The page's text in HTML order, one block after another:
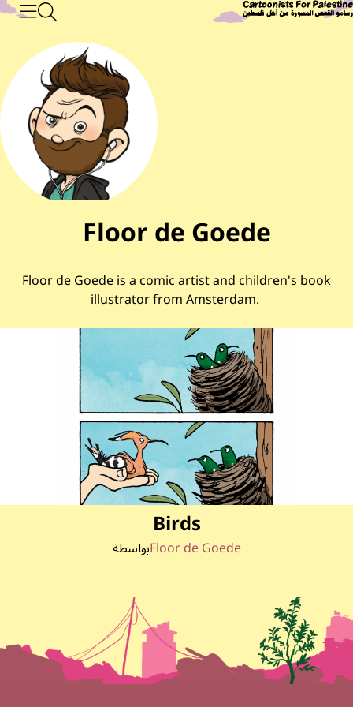
تجاوز إلى المحتوى الرئيسيرسامو القصص المصورة من أجل فلسطين Main Content
Floor de Goede
Floor de Goede is acomic artist and children's book
illustrator from Amsterdam.
Birds
بواسطةFloor de Goede